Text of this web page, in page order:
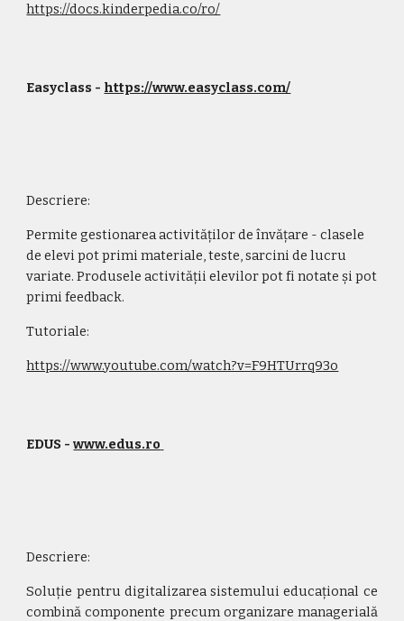
https://docs.kinderpedia.co/ro/
Easyclass - https://www.easyclass.com/
Descriere:
Permite gestionarea activităților de învățare - clasele
de elevi pot primi materiale, teste, sarcini de lucru
variate. Produsele activității elevilor pot fi notate și pot
primi feedback.
Tutoriale:
https://www.youtube.com/watch?v=F9HTUrrq93o
EDUS - www.edus.ro
Descriere:
Soluție pentru digitalizarea sistemului educațional ce
combină componente precum organizare managerială